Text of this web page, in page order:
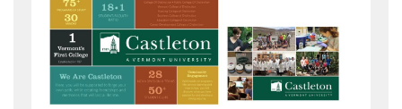
Xem thêm